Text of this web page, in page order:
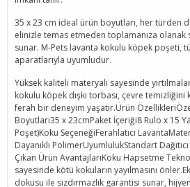
35 x 23 cm ideal ürün boyutları, her türden
elinizle temas etmeden toplamanıza olanak
sunar. M-Pets lavanta kokulu köpek poşeti,
aparatlarıyla uyumludur.
Yüksek kaliteli materyali sayesinde
kokulu köpek dışkı torbası, çevre
ferah bir deneyim yaşatır.Ürün
Boyutları35 x 23cmPaket İçeriği8 Rulo x 15
Poşet)Koku SeçeneğiFerahlatıcı
Dayanıklı PolimerUyumlulukStandart
Çıkan Ürün AvantajlarıKoku Hapsetme
sayesinde kötü kokuların yayılmasını
dokusu ile sızdırmazlık garantisi sunar,